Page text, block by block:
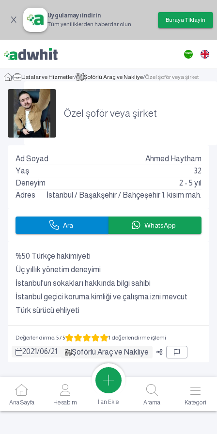
Uygulamayı indirin
Tüm yeniliklerden haberdar olun
Buraya Tıklayın
/ Ustalar ve Hizmetler/ Şoförlü Araç ve Nakliye/Özel şoför veya şirket
Özel şoför veya şirket
%50 Türkçe hakimiyeti
Üç yıllık yönetim deneyimi
İstanbul'un sokakları hakkında bilgi sahibi
İstanbul geçici koruma kimliği ve çalışma izni mevcut
Türk sürücü ehliyeti
Değerlendirme:5/ 5 1 değerlendirme işlemi
2021/06/21 Şoförlü Araç ve Nakliye
Ad Soyad
Ahmed Haytham
Yaş
32
Deneyim
2 - 5 yıl
Adres
İstanbul / Başakşehir/ Bahçeşehir 1. kisim mah.
Ara WhatsApp
Ana Sayfa Hesabım İlan Ekle Arama Kategori